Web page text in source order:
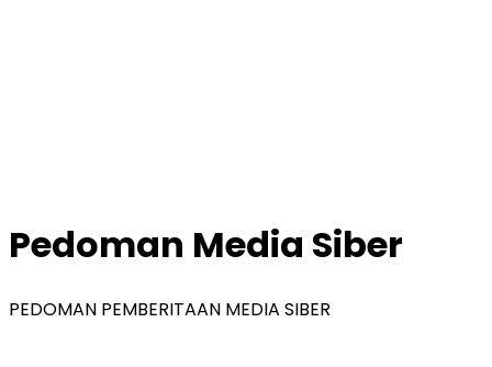
Pedoman Media Siber
PEDOMAN PEMBERITAAN MEDIA SIBER